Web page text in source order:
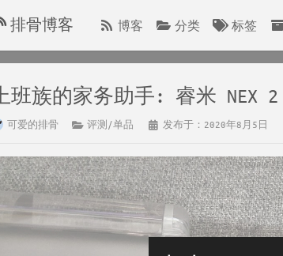
排骨博客 博客 分类 标签
上班族的家务助手: 睿米 NEX
可爱的排骨 评测/单品 发布于：2020年8月5日